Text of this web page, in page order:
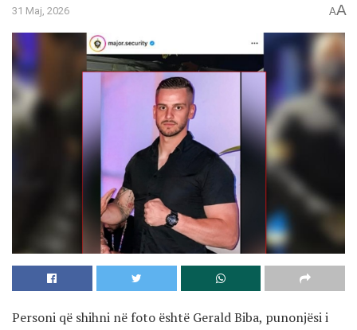
31 Maj, 2026 AA
Personi që shihni në foto është Gerald Biba, punonjësi i